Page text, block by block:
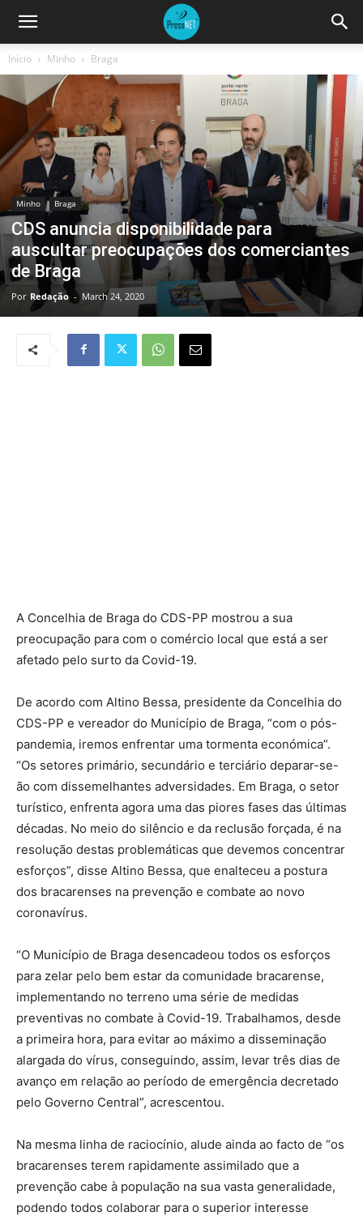
Início Minho Braga
Minho Braga
CDS anuncia disponibilidade para
auscultar preocupações dos comerciantes
de Braga
Por Redação - March 24, 2020
A Concelhia de Braga do CDS-PP mostrou a sua
preocupação para com o comércio local que está a ser
afetado pelo surto da Covid-19.
De acordo com Altino Bessa, presidente da Concelhia do
CDS-PP e vereador do Município de Braga, “com o pós-
pandemia, iremos enfrentar uma tormenta económica”.
“Os setores primário, secundário e terciário deparar-se-
ão com dissemelhantes adversidades. Em Braga, o setor
turístico, enfrenta agora uma das piores fases das últimas
décadas. No meio do silêncio e da reclusão forçada, é na
resolução destas problemáticas que devemos concentrar
esforços”, disse Altino Bessa, que enalteceu a postura
dos bracarenses na prevenção e combate ao novo
coronavírus.
“O Município de Braga desencadeou todos os esforços
para zelar pelo bem estar da comunidade bracarense,
implementando no terreno uma série de medidas
preventivas no combate à Covid-19. Trabalhamos, desde
a primeira hora, para evitar ao máximo a disseminação
alargada do vírus, conseguindo, assim, levar três dias de
avanço em relação ao período de emergência decretado
pelo Governo Central”, acrescentou.
Na mesma linha de raciocínio, alude ainda ao facto de “os
bracarenses terem rapidamente assimilado que a
prevenção cabe à população na sua vasta generalidade,
podendo todos colaborar para o superior interesse